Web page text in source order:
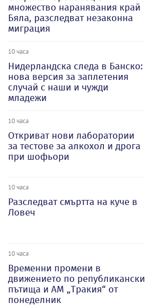
множество наранявания край
Бяла, разследват незаконна
миграция
10 часа
Нидерландска следа в Банско:
нова версия за заплетения
случай с наши и чужди
младежи
10 часа
Откриват нови лаборатории
за тестове за алкохол и дрога
при шофьори
10 часа
Разследват смъртта на куче в
Ловеч
10 часа
Временни промени в
движението по републикански
пътища и АМ „Тракия“ от
понеделник